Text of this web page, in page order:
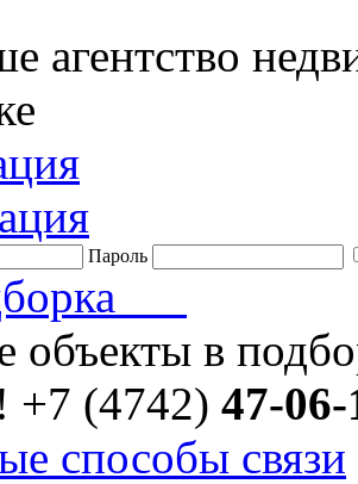
агентство
Пароль
объекты в
+7 (4742) 47-06-
способы связи